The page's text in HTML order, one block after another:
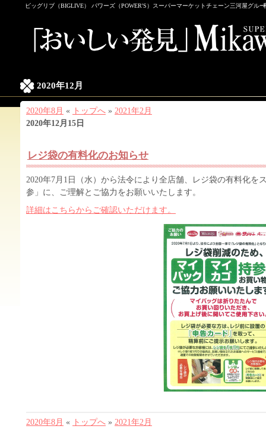
2020年12月
ビッグリブ（BIGLIVE） パワーズ（POWER'S）スーパーマーケットチェーン三河屋グル
2020年8月 « トップへ » 2021年2月
2020年12月15日
レジ袋の有料化のお知らせ
2020年7月1日（水）から法令により全店舗、レジ袋の有料化を
参」に、ご理解とご協力をお願いいたします。
詳細はこちらからご確認いただけます。
2020年8月 « トップへ » 2021年2月